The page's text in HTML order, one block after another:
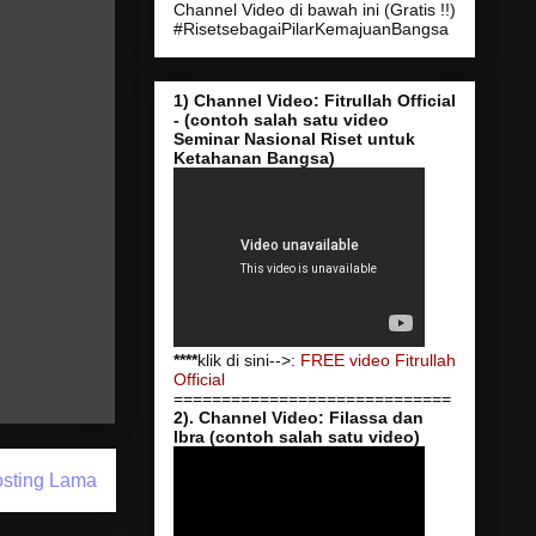
Lama
Channel Video di bawah ini (Gratis !!)
#RisetsebagaiPilarKemajuanBangsa
1) Channel Video: Fitrullah Official
- (contoh salah satu video
Seminar Nasional Riset untuk
Ketahanan Bangsa)
****klik di sini-->: FREE video Fitrullah
Official
=============================
2). Channel Video: Filassa dan
Ibra (contoh salah satu video)